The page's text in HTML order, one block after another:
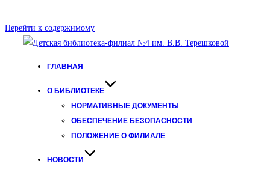
Перейти к содержимому
ГЛАВНАЯ
О БИБЛИОТЕКЕ
НОРМАТИВНЫЕ ДОКУМЕНТЫ
ОБЕСПЕЧЕНИЕ БЕЗОПАСНОСТИ
ПОЛОЖЕНИЕ О ФИЛИАЛЕ
НОВОСТИ